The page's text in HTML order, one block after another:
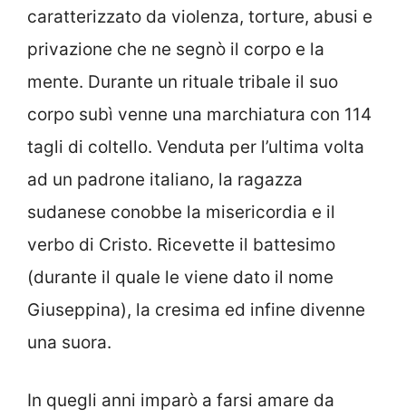
caratterizzato da violenza, torture, abusi e
privazione che ne segnò il corpo e la
mente. Durante un rituale tribale il suo
corpo subì venne una marchiatura con 114
tagli di coltello. Venduta per l’ultima volta
ad un padrone italiano, la ragazza
sudanese conobbe la misericordia e il
verbo di Cristo. Ricevette il battesimo
(durante il quale le viene dato il nome
Giuseppina), la cresima ed infine divenne
una suora.
In quegli anni imparò a farsi amare da